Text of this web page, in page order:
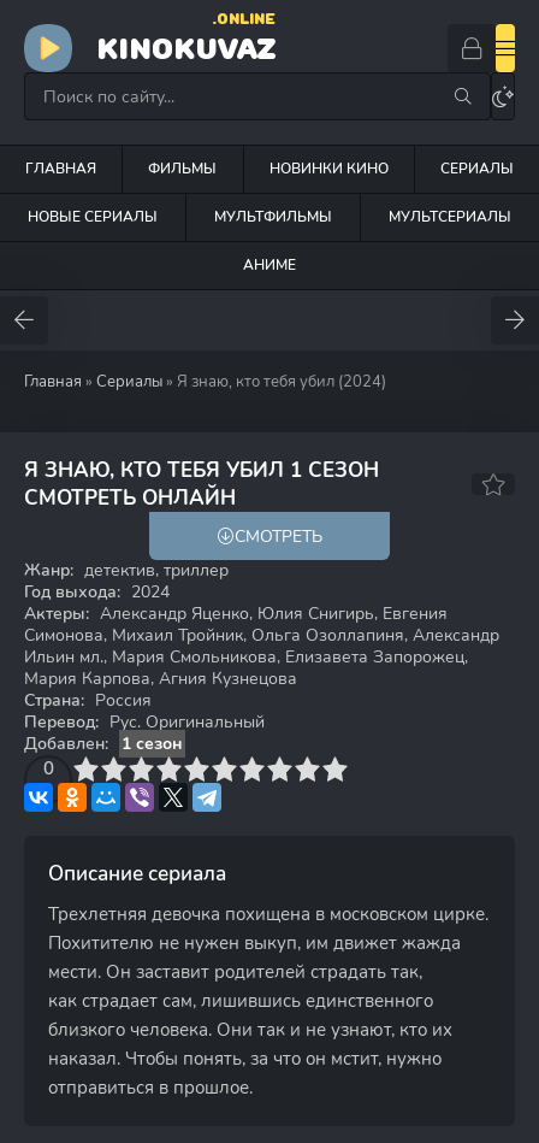
KINOKUVAZ
.ONLINE
ГЛАВНАЯ ФИЛЬМЫ НОВИНКИ КИНО СЕРИАЛЫ
НОВЫЕ СЕРИАЛЫ МУЛЬТФИЛЬМЫ МУЛЬТСЕРИАЛЫ
АНИМЕ
Главная » Сериалы » Я знаю, кто тебя убил (2024)
Я ЗНАЮ, КТО ТЕБЯ УБИЛ 1 СЕЗОН
СМОТРЕТЬ ОНЛАЙН
7.6
СМОТРЕТЬ
Жанр: детектив, триллер
Год выхода: 2024
Актеры: Александр Яценко, Юлия Снигирь, Евгения
Симонова, Михаил Тройник, Ольга Озоллапиня, Александр
Ильин мл., Мария Смольникова, Елизавета Запорожец,
Мария Карпова, Агния Кузнецова
Страна: Россия
Перевод: Рус. Оригинальный
Добавлен:
1 сезон
0
4 6 7 8 9 10
Описание сериала
Трехлетняя девочка похищена в московском цирке.
Похитителю не нужен выкуп, им движет жажда
мести. Он заставит родителей страдать так,
как страдает сам, лишившись единственного
близкого человека. Они так и не узнают, кто их
наказал. Чтобы понять, за что он мстит, нужно
отправиться в прошлое.